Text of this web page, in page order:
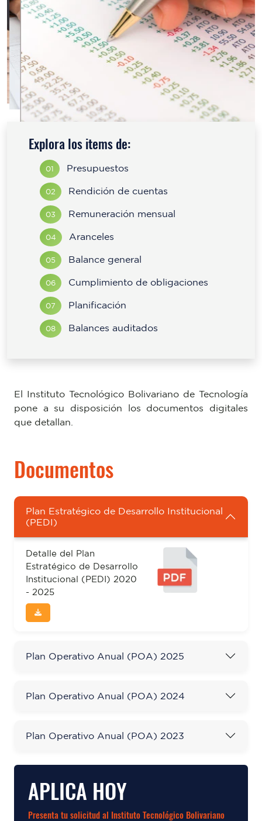
APLICA HOY
Presenta tu solicitud al Instituto Tecnológico Bolivariano
Explora los items de:
01 Presupuestos
02 Rendición de cuentas
03 Remuneración mensual
04 Aranceles
05 Balance general
06 Cumplimiento de obligaciones
07 Planificación
08 Balances auditados
El Instituto Tecnológico Bolivariano de Tecnología
pone a su disposición los documentos digitales
que detallan.
Documentos
Plan Estratégico de Desarrollo Institucional
(PEDI)
Detalle del Plan
Estratégico de Desarrollo
Institucional (PEDI) 2020
- 2025
Plan Operativo Anual (POA) 2025
Plan Operativo Anual (POA) 2024
Plan Operativo Anual (POA) 2023